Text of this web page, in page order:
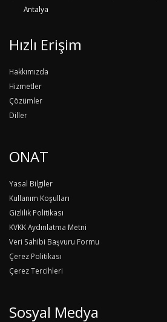
Antalya
Hızlı Erişim
Hakkımızda
Hizmetler
Çözümler
Diller
ONAT
Yasal Bilgiler
Kullanım Koşulları
Gizlilik Politikası
KVKK Aydınlatma Metni
Veri Sahibi Başvuru Formu
Çerez Politikası
Çerez Tercihleri
Sosyal Medya